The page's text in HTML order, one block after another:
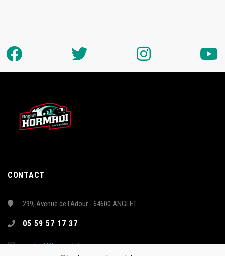
CONTACT
299, Avenue de l'Adour - 64600 ANGLET
05 59 57 17 37
contact@hormadi.fr